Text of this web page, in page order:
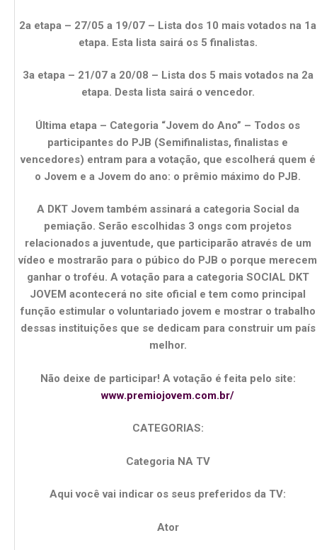
2a etapa – 27/05 a 19/07 – Lista dos 10 mais votados na 1a
etapa. Esta lista sairá os 5 finalistas.
3a etapa – 21/07 a 20/08 – Lista dos 5 mais votados na 2a
etapa. Desta lista sairá o vencedor.
Última etapa – Categoria “Jovem do Ano” – Todos os
participantes do PJB (Semifinalistas, finalistas e
vencedores) entram para a votação, que escolherá quem é
o Jovem e a Jovem do ano: o prêmio máximo do PJB.
A DKT Jovem também assinará a categoria Social da
pemiação. Serão escolhidas 3 ongs com projetos
relacionados a juventude, que participarão através de um
vídeo e mostrarão para o púbico do PJB o porque merecem
ganhar o troféu. A votação para a categoria SOCIAL DKT
JOVEM acontecerá no site oficial e tem como principal
função estimular o voluntariado jovem e mostrar o trabalho
dessas instituições que se dedicam para construir um país
melhor.
Não deixe de participar! A votação é feita pelo site:
www.premiojovem.com.br/
CATEGORIAS:
Categoria NA TV
Aqui você vai indicar os seus preferidos da TV:
Ator